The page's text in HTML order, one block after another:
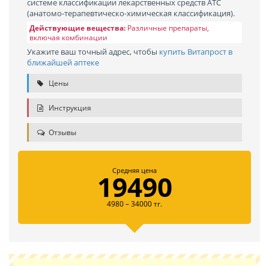
системе классификации лекарственных средств АТС
(анатомо-терапевтическо-химическая классификация).
Действующие вещества: Различные препараты,
включая комбинации
Укажите ваш точный адрес, чтобы купить Витапрост в
ближайшей аптеке
Цены
Инструкция
Отзывы
Средняя цена
19490
4980 – 34000 тг.